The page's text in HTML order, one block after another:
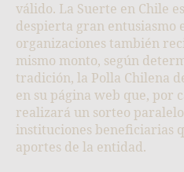
válido. La Suerte en Chile
despierta gran entusiasmo
organizaciones también
mismo monto, según
tradición, la Polla Chilena
en su página web que, por
realizará un sorteo
instituciones beneficiarias
aportes de la entidad.